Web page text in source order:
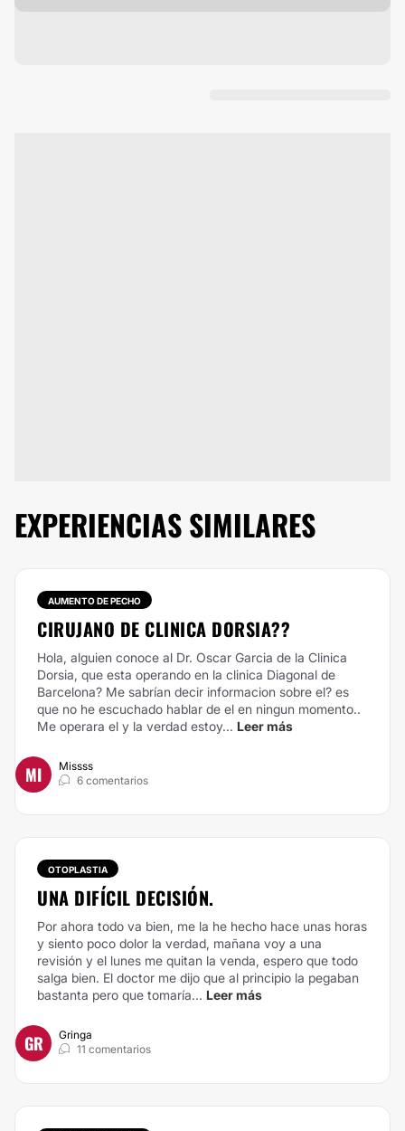
EXPERIENCIAS SIMILARES
AUMENTO DE PECHO
CIRUJANO DE CLINICA DORSIA??
Hola, alguien conoce al Dr. Oscar Garcia de la Clinica
Dorsia, que esta operando en la clinica Diagonal de
Barcelona? Me sabrían decir informacion sobre el? es
que no he escuchado hablar de el en ningun momento..
Me operara el y la verdad estoy... Leer más
MI
Missss
6 comentarios
OTOPLASTIA
UNA DIFÍCIL DECISIÓN.
Por ahora todo va bien, me la he hecho hace unas horas
y siento poco dolor la verdad, mañana voy a una
revisión y el lunes me quitan la venda, espero que todo
salga bien. El doctor me dijo que al principio la pegaban
bastanta pero que tomaría... Leer más
GR
Gringa
11 comentarios